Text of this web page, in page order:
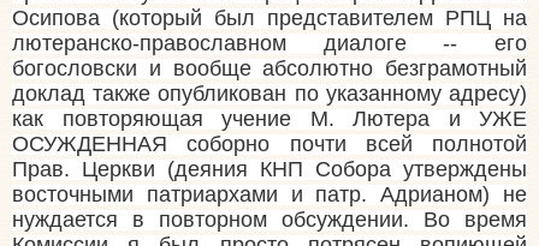
Осипова (который был представителем РПЦ на
лютеранско-православном диалоге -- его
богословски и вообще абсолютно безграмотный
доклад также опубликован по указанному адресу)
как повторяющая учение М. Лютера и УЖЕ
ОСУЖДЕННАЯ соборно почти всей полнотой
Прав. Церкви (деяния КНП Собора утверждены
восточными патриархами и патр. Адрианом) не
нуждается в повторном обсуждении. Во время